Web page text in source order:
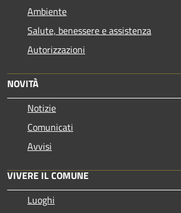
Ambiente
Salute, benessere e assistenza
Autorizzazioni
NOVITÀ
Notizie
Comunicati
Avvisi
VIVERE IL COMUNE
Luoghi